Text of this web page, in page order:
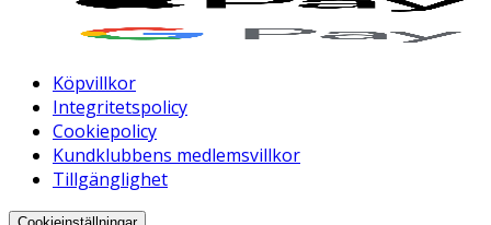
Köpvillkor
Integritetspolicy
Cookiepolicy
Kundklubbens medlemsvillkor
Tillgänglighet